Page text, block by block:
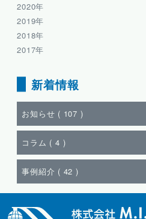
2020年
2019年
2018年
2017年
新着情報
お知らせ ( 107 )
コラム ( 4 )
事例紹介 ( 42 )